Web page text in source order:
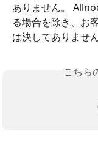
ありません。
る場合を除き、お
は決してありません
こちら